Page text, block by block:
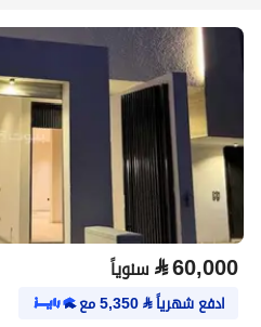
⃁60,000 سنوياً
ادفع شهرياً⃁
5,350مع